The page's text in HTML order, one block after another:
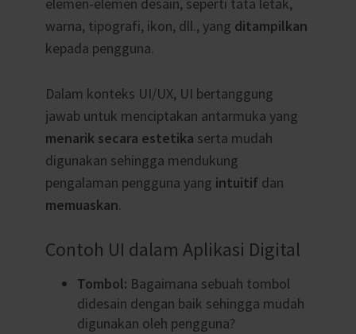
warna, tipografi, ikon, dll., yang ditampilkan
kepada pengguna.
Dalam konteks UI/UX, UI bertanggung
jawab untuk menciptakan antarmuka yang
menarik secara estetika serta mudah
digunakan sehingga mendukung
pengalaman pengguna yang intuitifdan
memuaskan.
Contoh UI dalam Aplikasi Digital
Tombol: Bagaimana sebuah tombol
didesain dengan baik sehingga mudah
digunakan oleh pengguna?